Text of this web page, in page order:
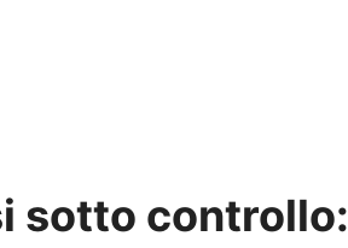
sotto controllo: